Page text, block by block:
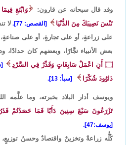
وقد قال سبحانه عن قارون:
وَابْتَغِ
تَنْسَ نَصِيبَكَ مِنَ الدُّنْيَا
[القصص: 77].
لا
على زراعةٍ، أو على تجارةٍ، أو على
بعض الأنبياء نجَّارًا، وبعضهم كان حدادًا،
۝ أَنِ اعْمَلْ سَابِغَاتٍ وَقَدِّرْ فِي السَّرْدِ
دَاوُودَ شُكْرًا
[سبأ: 13].
ويوسف أدار البلاد بخبرته، وما علَّمه
تَزْرَعُونَ سَبْعَ سِنِينَ دَأَبًا فَمَا حَصَدْتُمْ
[يوسف:47].
كُلُّه زراعةٌ وتخزينٌ واقتصادٌ وحسنُ